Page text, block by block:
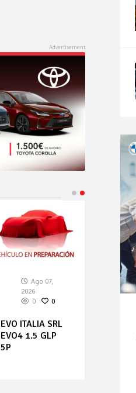
Ago 07,
2026
0
0
EVO ITALIA SRL
EVO4 1.5 GLP
5P